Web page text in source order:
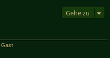
Gehe zu
Gast